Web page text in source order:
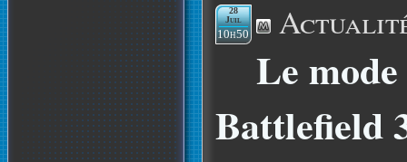
28
Juil
10h50
Le
Battlefield